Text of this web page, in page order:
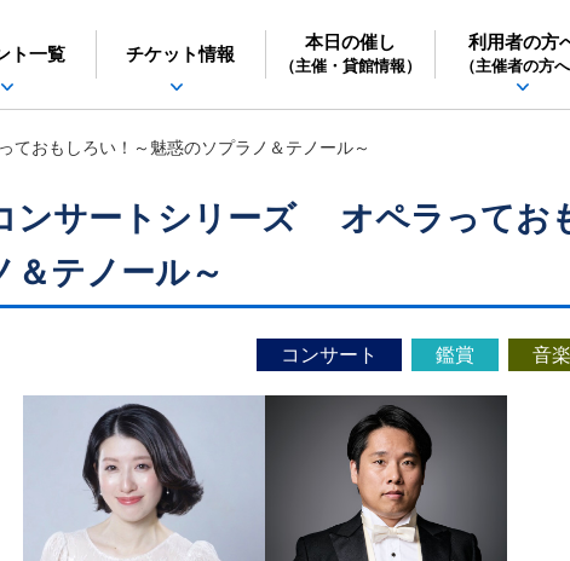
日立シビックセンター
ト一覧 チケット情報
本日の催し
（主催・貸館情報）
利用者の方
（主催者の方へ
おもしろい！～魅惑のソプラノ＆テノール～
ンサートシリーズ オペラってお
＆テノール～
コンサート 鑑賞 音楽